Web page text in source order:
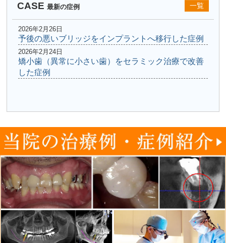
CASE 最新の症例 一覧
2026年2月26日
予後の悪いブリッジをインプラントへ移行した症例
2026年2月24日
矯小歯（異常に小さい歯）をセラミック治療で改善
した症例